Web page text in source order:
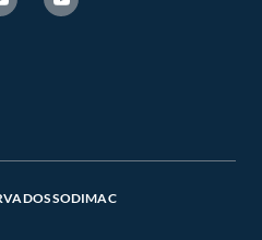
SODIMAC